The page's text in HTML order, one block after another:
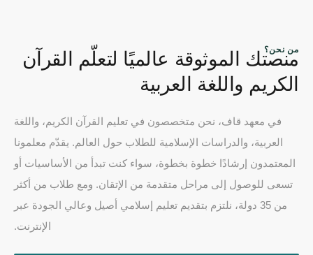
من نحن؟
منصتك الموثوقة عالميًا لتعلّم القرآن
الكريم واللغة العربية
في معهد قاف، نحن متخصصون في تعليم القرآن الكريم، واللغة
العربية، والدراسات الإسلامية للطلاب حول العالم. يقدّم معلمونا
المعتمدون إرشادًا خطوة بخطوة، سواء كنت تبدأ من الأساسيات أو
تسعى للوصول إلى مراحل متقدمة من الإتقان. ومع طلاب من أكثر
من 35 دولة، نلتزم بتقديم تعليم إسلامي أصيل وعالي الجودة عبر
الإنترنت.